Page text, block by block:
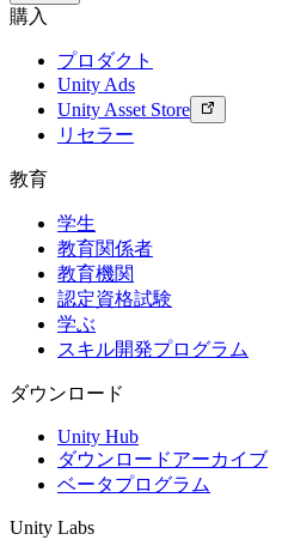
収益化
Unity で宣伝
Unity で収益化
活用事例
モバイルゲーム
Unity でモバイル向けヒット作
インディーゲーム
少人数のチームで大規模なゲー
XR ゲーム
XR ゲームを複数プラットフォ
マルチプレイヤーゲーム
マルチプレイヤーゲーム制作を
新機能
ブログ
更新情報、情報、技術的ヒント
お知らせ
ニュース、ストーリー、プレス
教育機関向けライセンス
認定教材
Unityのマスタリーを証明する
購入
プロダクト
Unity Ads
Unity Asset Store
リセラー
教育
学生
教育関係者
教育機関
認定資格試験
学ぶ
スキル開発プログラム
ダウンロード
Unity Hub
ダウンロードアーカイブ
ベータプログラム
Unity Labs